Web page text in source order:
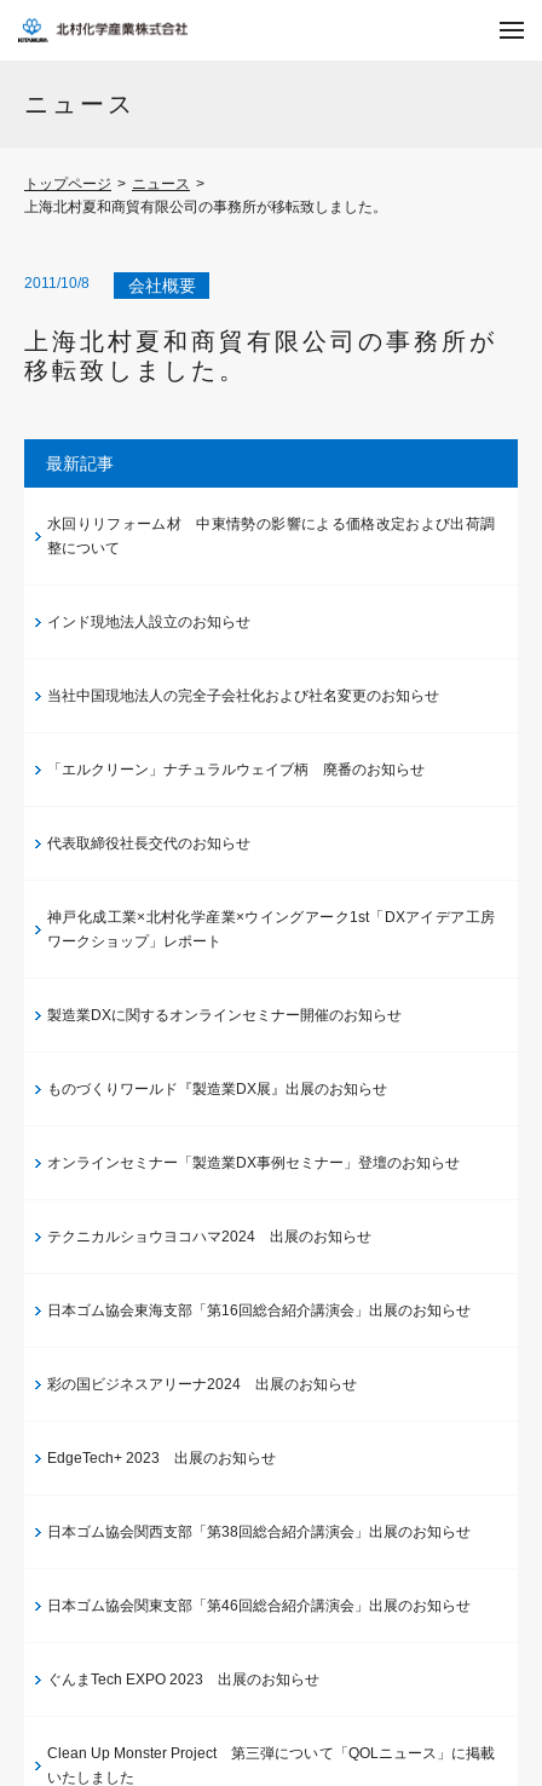
ニュース
トップページ > ニュース >
上海北村夏和商貿有限公司の事務所が移転致しました。
最新記事
水回りリフォーム材 中東情勢の影響による価格改定および出荷調
整について
インド現地法人設立のお知らせ
当社中国現地法人の完全子会社化および社名変更のお知らせ
「エルクリーン」ナチュラルウェイブ柄 廃番のお知らせ
代表取締役社長交代のお知らせ
神戸化成工業×北村化学産業×ウイングアーク1st「DXアイデア工房
ワークショップ」レポート
製造業DXに関するオンラインセミナー開催のお知らせ
ものづくりワールド『製造業DX展』出展のお知らせ
オンラインセミナー「製造業DX事例セミナー」登壇のお知らせ
テクニカルショウヨコハマ2024 出展のお知らせ
日本ゴム協会東海支部「第16回総合紹介講演会」出展のお知らせ
彩の国ビジネスアリーナ2024 出展のお知らせ
EdgeTech+ 2023 出展のお知らせ
日本ゴム協会関西支部「第38回総合紹介講演会」出展のお知らせ
日本ゴム協会関東支部「第46回総合紹介講演会」出展のお知らせ
ぐんまTech EXPO 2023 出展のお知らせ
Clean Up Monster Project 第三弾について「QOLニュース」に掲載
いたしました
2011/10/8 会社概要
上海北村夏和商貿有限公司の事務所が
移転致しました。